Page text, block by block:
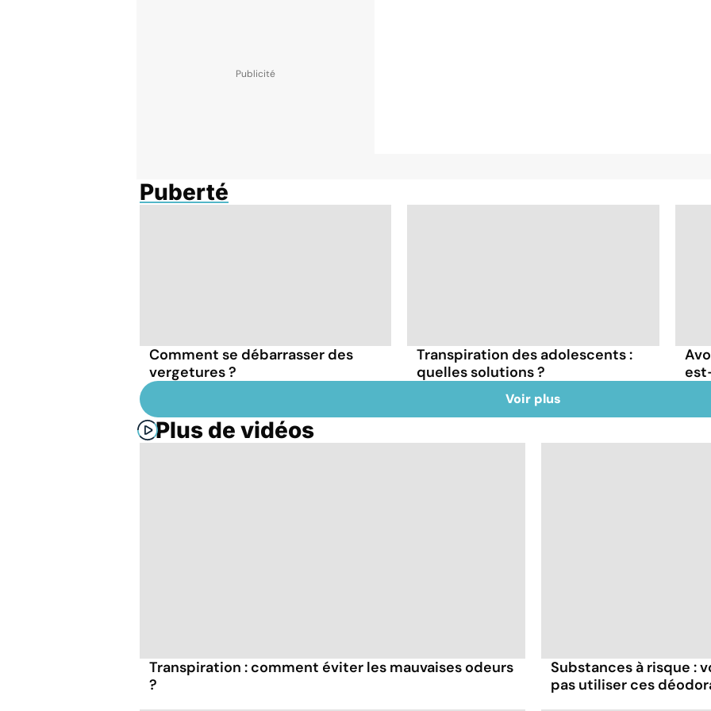
Puberté
Comment se débarrasser des
vergetures ?
Transpiration des adolescents :
quelles solutions ?
Voir plus
Plus de vidéos
Transpiration : comment éviter les mauvaises odeurs
?
Substances à risque :
pas utiliser ces